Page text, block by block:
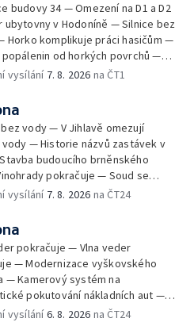
budovy 34 — Omezení na D1 a D2
ubytovny v Hodoníně — Silnice bez
Horko komplikuje práci hasičům —
od horkých povrchů —
burčáku — Vedra komplikují
vysílání 7. 8. 2026 na ČT1
vody — V Jihlavě omezují
— Historie názvů zastávek v
budoucího brněnského
pokračuje — Soud se
baru — Odložení bourání
Zlín — Začal 7. ročník festivalu
— Přestavba mostu v Hodoníně
památníčků
vysílání 7. 8. 2026 na ČT24
pokračuje — Vlna veder
— Modernizace vyškovského
— Kamerový systém na
pokutování nákladních aut —
vyhořelé budovy ve Zlíně — Případ
vysílání6. 8. 2026 na ČT24